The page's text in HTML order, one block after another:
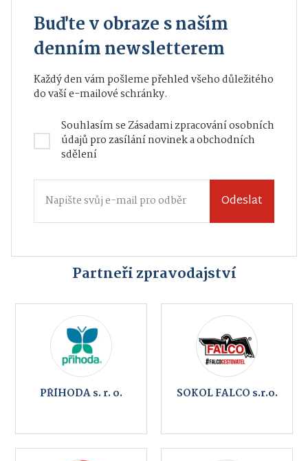
Buďte v obraze s naším
denním newsletterem
Každý den vám pošleme přehled všeho důležitého
do vaší e-mailové schránky.
Souhlasím seZásadami zpracování osobních
údajůpro zasílání novinek a obchodních
sdělení
Odeslat
Partneři zpravodajství
PŘÍHODA s. r. o. SOKOL FALCO s.r.o.